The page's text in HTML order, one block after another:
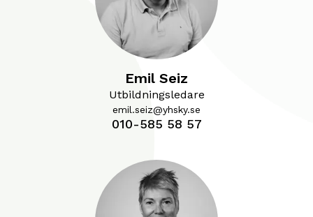
Emil Seiz
Utbildningsledare
emil.seiz@yhsky.se
010-585 58 57